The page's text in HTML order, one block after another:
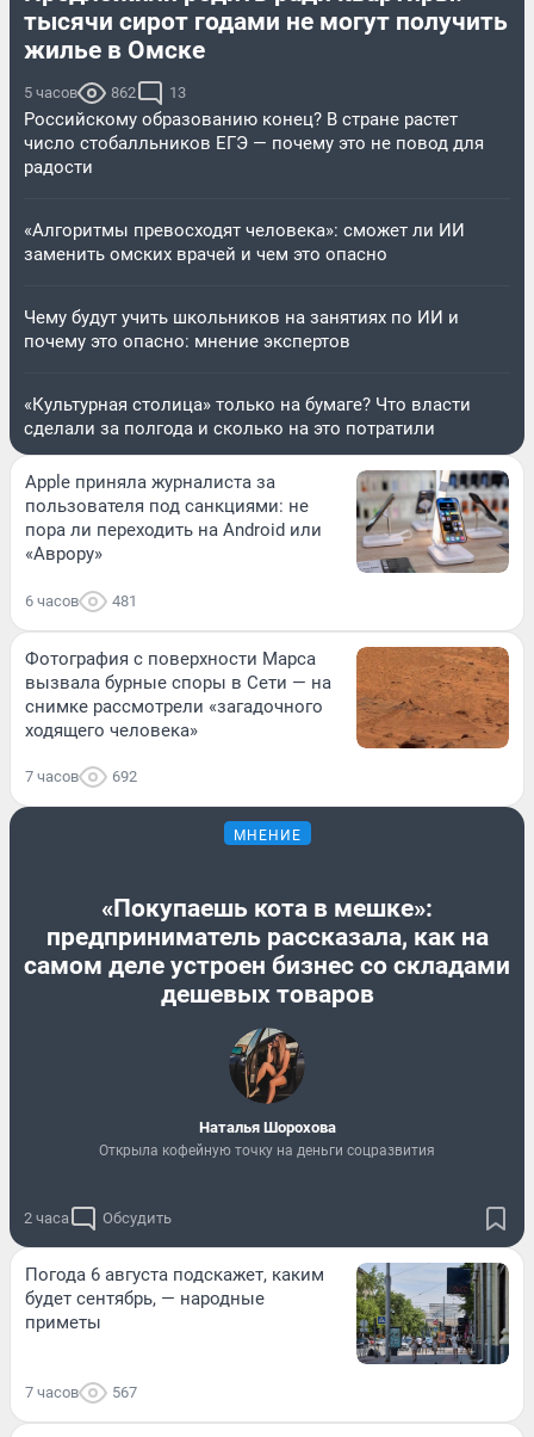
тысячи сирот годами не могут получить
жилье в Омске
5 часов 862 13
Российскому образованию конец? В стране растет
число стобалльников ЕГЭ — почему это не повод для
радости
«Алгоритмы превосходят человека»: сможет ли ИИ
заменить омских врачей и чем это опасно
Чему будут учить школьников на занятиях по ИИ и
почему это опасно: мнение экспертов
«Культурная столица» только на бумаге? Что власти
сделали за полгода и сколько на это потратили
Apple приняла журналиста за
пользователя под санкциями: не
пора ли переходить на Android или
«Аврору»
6 часов 481
Фотография с поверхности Марса
вызвала бурные споры в Сети — на
снимке рассмотрели «загадочного
ходящего человека»
7 часов 692
МНЕНИЕ
«Покупаешь кота в мешке»:
предприниматель рассказала, как на
самом деле устроен бизнес со складами
дешевых товаров
Наталья Шорохова
Открыла кофейную точку на деньги соцразвития
2 часа Обсудить
Погода 6 августа подскажет, каким
будет сентябрь, — народные
приметы
7 часов 567